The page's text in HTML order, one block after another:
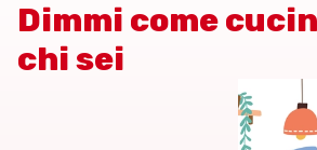
Dimmi come
chi sei